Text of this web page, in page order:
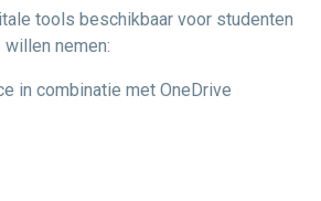
tools beschikbaar voor studenten
nemen:
in combinatie met OneDrive